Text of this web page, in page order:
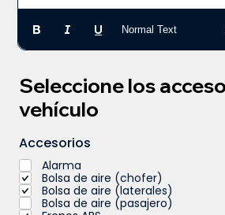
Normal Text
Seleccione los
vehículo
Accesorios
Alarma
Bolsa de aire (chofer)
Bolsa de aire (laterales)
Bolsa de aire (pasajero)